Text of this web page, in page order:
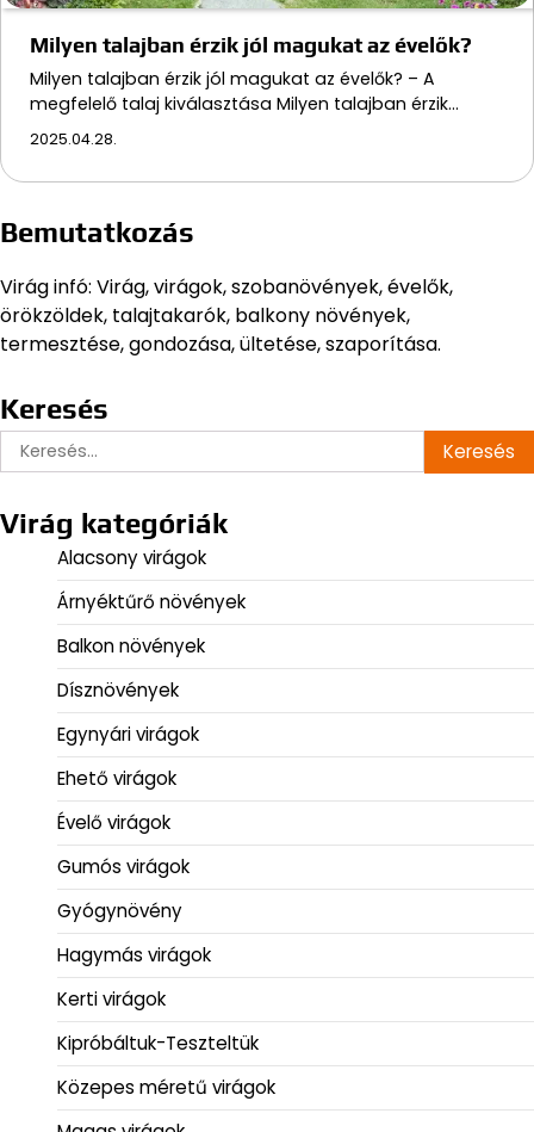
Milyen talajban érzik jól magukat az évelők?
Milyen talajban érzik jól magukat az évelők? – A
megfelelő talaj kiválasztása Milyen talajban érzik…
2025.04.28.
Bemutatkozás
Virág infó: Virág, virágok, szobanövények, évelők,
örökzöldek, talajtakarók, balkony növények,
termesztése, gondozása, ültetése, szaporítása.
Keresés
Keresés:
Virág kategóriák
Alacsony virágok
Árnyéktűrő növények
Balkon növények
Dísznövények
Egynyári virágok
Ehető virágok
Évelő virágok
Gumós virágok
Gyógynövény
Hagymás virágok
Kerti virágok
Kipróbáltuk-Teszteltük
Közepes méretű virágok